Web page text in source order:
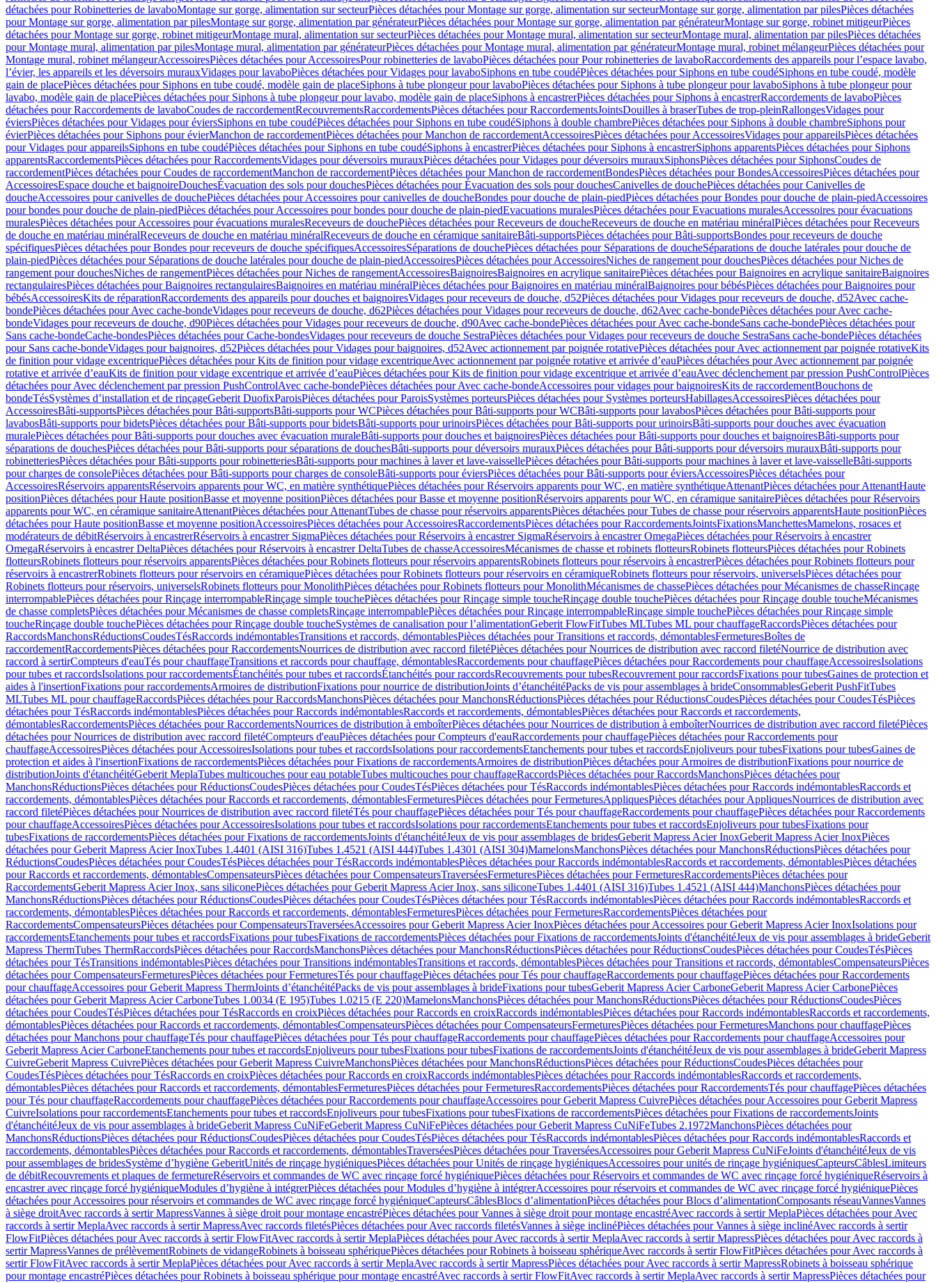
détachées pour Robinetteries de lavaboMontage sur gorge, alimentation sur secteurPièces détachées pour Montage sur gorge, alimentation sur secteurMontage sur gorge, alimentation par pilesPièces détachées
pour Montage sur gorge, alimentation par pilesMontage sur gorge, alimentation par générateurPièces détachées pour Montage sur gorge, alimentation par générateurMontage sur gorge, robinet mitigeurPièces
détachées pour Montage sur gorge, robinet mitigeurMontage mural, alimentation sur secteurPièces détachées pour Montage mural, alimentation sur secteurMontage mural, alimentation par pilesPièces détachées
pour Montage mural, alimentation par pilesMontage mural, alimentation par générateurPièces détachées pour Montage mural, alimentation par générateurMontage mural, robinet mélangeurPièces détachées pour
Montage mural, robinet mélangeurAccessoiresPièces détachées pour AccessoiresPour robinetteries de lavaboPièces détachées pour Pour robinetteries de lavaboRaccordements des appareils pour l’espace lavabo,
l’évier, les appareils et les déversoirs murauxVidages pour lavaboPièces détachées pour Vidages pour lavaboSiphons en tube coudéPièces détachées pour Siphons en tube coudéSiphons en tube coudé, modèle
gain de placePièces détachées pour Siphons en tube coudé, modèle gain de placeSiphons à tube plongeur pour lavaboPièces détachées pour Siphons à tube plongeur pour lavaboSiphons à tube plongeur pour
lavabo, modèle gain de placePièces détachées pour Siphons à tube plongeur pour lavabo, modèle gain de placeSiphons à encastrerPièces détachées pour Siphons à encastrerRaccordements de lavaboPièces
détachées pour Raccordements de lavaboCoudes de raccordementRecouvrementsRaccordementsPièces détachées pour RaccordementsJointsDouilles à braserTubes de trop-pleinRallongesVidages pour
éviersPièces détachées pour Vidages pour éviersSiphons en tube coudéPièces détachées pour Siphons en tube coudéSiphons à double chambrePièces détachées pour Siphons à double chambreSiphons pour
évierPièces détachées pour Siphons pour évierManchon de raccordementPièces détachées pour Manchon de raccordementAccessoiresPièces détachées pour AccessoiresVidages pour appareilsPièces détachées
pour Vidages pour appareilsSiphons en tube coudéPièces détachées pour Siphons en tube coudéSiphons à encastrerPièces détachées pour Siphons à encastrerSiphons apparentsPièces détachées pour Siphons
apparentsRaccordementsPièces détachées pour RaccordementsVidages pour déversoirs murauxPièces détachées pour Vidages pour déversoirs murauxSiphonsPièces détachées pour SiphonsCoudes de
raccordementPièces détachées pour Coudes de raccordementManchon de raccordementPièces détachées pour Manchon de raccordementBondesPièces détachées pour BondesAccessoiresPièces détachées pour
AccessoiresEspace douche et baignoireDouchesÉvacuation des sols pour douchesPièces détachées pour Évacuation des sols pour douchesCanivelles de douchePièces détachées pour Canivelles de
doucheAccessoires pour canivelles de douchePièces détachées pour Accessoires pour canivelles de doucheBondes pour douche de plain-piedPièces détachées pour Bondes pour douche de plain-piedAccessoires
pour bondes pour douche de plain-piedPièces détachées pour Accessoires pour bondes pour douche de plain-piedEvacuations muralesPièces détachées pour Evacuations muralesAccessoires pour évacuations
muralesPièces détachées pour Accessoires pour évacuations muralesReceveurs de douchePièces détachées pour Receveurs de doucheReceveurs de douche en matériau minéralPièces détachées pour Receveurs
de douche en matériau minéralReceveurs de douche en matériau minéralReceveurs de douche en céramique sanitaireBâti-supportsPièces détachées pour Bâti-supportsBondes pour receveurs de douche
spécifiquesPièces détachées pour Bondes pour receveurs de douche spécifiquesAccessoiresSéparations de douchePièces détachées pour Séparations de doucheSéparations de douche latérales pour douche de
plain-piedPièces détachées pour Séparations de douche latérales pour douche de plain-piedAccessoiresPièces détachées pour AccessoiresNiches de rangement pour douchesPièces détachées pour Niches de
rangement pour douchesNiches de rangementPièces détachées pour Niches de rangementAccessoiresBaignoiresBaignoires en acrylique sanitairePièces détachées pour Baignoires en acrylique sanitaireBaignoires
rectangulairesPièces détachées pour Baignoires rectangulairesBaignoires en matériau minéralPièces détachées pour Baignoires en matériau minéralBaignoires pour bébésPièces détachées pour Baignoires pour
bébésAccessoiresKits de réparationRaccordements des appareils pour douches et baignoiresVidages pour receveurs de douche, d52Pièces détachées pour Vidages pour receveurs de douche, d52Avec cache-
bondePièces détachées pour Avec cache-bondeVidages pour receveurs de douche, d62Pièces détachées pour Vidages pour receveurs de douche, d62Avec cache-bondePièces détachées pour Avec cache-
bondeVidages pour receveurs de douche, d90Pièces détachées pour Vidages pour receveurs de douche, d90Avec cache-bondePièces détachées pour Avec cache-bondeSans cache-bondePièces détachées pour
Sans cache-bondeCache-bondesPièces détachées pour Cache-bondesVidages pour receveurs de douche SestraPièces détachées pour Vidages pour receveurs de douche SestraSans cache-bondePièces détachées
pour Sans cache-bondeVidages pour baignoires, d52Pièces détachées pour Vidages pour baignoires, d52Avec actionnement par poignée rotativePièces détachées pour Avec actionnement par poignée rotativeKits
de finition pour vidage excentriquePièces détachées pour Kits de finition pour vidage excentriqueAvec actionnement par poignée rotative et arrivée d’eauPièces détachées pour Avec actionnement par poignée
rotative et arrivée d’eauKits de finition pour vidage excentrique et arrivée d’eauPièces détachées pour Kits de finition pour vidage excentrique et arrivée d’eauAvec déclenchement par pression PushControlPièces
détachées pour Avec déclenchement par pression PushControlAvec cache-bondePièces détachées pour Avec cache-bondeAccessoires pour vidages pour baignoiresKits de raccordementBouchons de
bondeTésSystèmes d’installation et de rinçageGeberit DuofixParoisPièces détachées pour ParoisSystèmes porteursPièces détachées pour Systèmes porteursHabillagesAccessoiresPièces détachées pour
AccessoiresBâti-supportsPièces détachées pour Bâti-supportsBâti-supports pour WCPièces détachées pour Bâti-supports pour WCBâti-supports pour lavabosPièces détachées pour Bâti-supports pour
lavabosBâti-supports pour bidetsPièces détachées pour Bâti-supports pour bidetsBâti-supports pour urinoirsPièces détachées pour Bâti-supports pour urinoirsBâti-supports pour douches avec évacuation
muralePièces détachées pour Bâti-supports pour douches avec évacuation muraleBâti-supports pour douches et baignoiresPièces détachées pour Bâti-supports pour douches et baignoiresBâti-supports pour
séparations de douchesPièces détachées pour Bâti-supports pour séparations de douchesBâti-supports pour déversoirs murauxPièces détachées pour Bâti-supports pour déversoirs murauxBâti-supports pour
robinetteriesPièces détachées pour Bâti-supports pour robinetteriesBâti-supports pour machines à laver et lave-vaissellePièces détachées pour Bâti-supports pour machines à laver et lave-vaisselleBâti-supports
pour charges de consolePièces détachées pour Bâti-supports pour charges de consoleBâti-supports pour éviersPièces détachées pour Bâti-supports pour éviersAccessoiresPièces détachées pour
AccessoiresRéservoirs apparentsRéservoirs apparents pour WC, en matière synthétiquePièces détachées pour Réservoirs apparents pour WC, en matière synthétiqueAttenantPièces détachées pour AttenantHaute
positionPièces détachées pour Haute positionBasse et moyenne positionPièces détachées pour Basse et moyenne positionRéservoirs apparents pour WC, en céramique sanitairePièces détachées pour Réservoirs
apparents pour WC, en céramique sanitaireAttenantPièces détachées pour AttenantTubes de chasse pour réservoirs apparentsPièces détachées pour Tubes de chasse pour réservoirs apparentsHaute positionPièces
détachées pour Haute positionBasse et moyenne positionAccessoiresPièces détachées pour AccessoiresRaccordementsPièces détachées pour RaccordementsJointsFixationsManchettesMamelons, rosaces et
modérateurs de débitRéservoirs à encastrerRéservoirs à encastrer SigmaPièces détachées pour Réservoirs à encastrer SigmaRéservoirs à encastrer OmegaPièces détachées pour Réservoirs à encastrer
OmegaRéservoirs à encastrer DeltaPièces détachées pour Réservoirs à encastrer DeltaTubes de chasseAccessoiresMécanismes de chasse et robinets flotteursRobinets flotteursPièces détachées pour Robinets
flotteursRobinets flotteurs pour réservoirs apparentsPièces détachées pour Robinets flotteurs pour réservoirs apparentsRobinets flotteurs pour réservoirs à encastrerPièces détachées pour Robinets flotteurs pour
réservoirs à encastrerRobinets flotteurs pour réservoirs en céramiquePièces détachées pour Robinets flotteurs pour réservoirs en céramiqueRobinets flotteurs pour réservoirs, universelsPièces détachées pour
Robinets flotteurs pour réservoirs, universelsRobinets flotteurs pour MonolithPièces détachées pour Robinets flotteurs pour MonolithMécanismes de chassePièces détachées pour Mécanismes de chasseRinçage
interrompablePièces détachées pour Rinçage interrompableRinçage simple touchePièces détachées pour Rinçage simple toucheRinçage double touchePièces détachées pour Rinçage double toucheMécanismes
de chasse completsPièces détachées pour Mécanismes de chasse completsRinçage interrompablePièces détachées pour Rinçage interrompableRinçage simple touchePièces détachées pour Rinçage simple
toucheRinçage double touchePièces détachées pour Rinçage double toucheSystèmes de canalisation pour l’alimentationGeberit FlowFitTubes MLTubes ML pour chauffageRaccordsPièces détachées pour
RaccordsManchonsRéductionsCoudesTésRaccords indémontablesTransitions et raccords, démontablesPièces détachées pour Transitions et raccords, démontablesFermeturesBoîtes de
raccordementRaccordementsPièces détachées pour RaccordementsNourrices de distribution avec raccord filetéPièces détachées pour Nourrices de distribution avec raccord filetéNourrice de distribution avec
raccord à sertirCompteurs d'eauTés pour chauffageTransitions et raccords pour chauffage, démontablesRaccordements pour chauffagePièces détachées pour Raccordements pour chauffageAccessoiresIsolations
pour tubes et raccordsIsolations pour raccordementsÉtanchéités pour tubes et raccordsÉtanchéités pour raccordsRecouvrements pour tubesRecouvrement pour raccordsFixations pour tubesGaines de protection et
aides à l'insertionFixations pour raccordementsArmoires de distributionFixations pour nourrice de distributionJoints d’étanchéitéPacks de vis pour assemblages à brideConsommablesGeberit PushFitTubes
MLTubes ML pour chauffageRaccordsPièces détachées pour RaccordsManchonsPièces détachées pour ManchonsRéductionsPièces détachées pour RéductionsCoudesPièces détachées pour CoudesTésPièces
détachées pour TésRaccords indémontablesPièces détachées pour Raccords indémontablesRaccords et raccordements, démontablesPièces détachées pour Raccords et raccordements,
démontablesRaccordementsPièces détachées pour RaccordementsNourrices de distribution à emboîterPièces détachées pour Nourrices de distribution à emboîterNourrices de distribution avec raccord filetéPièces
détachées pour Nourrices de distribution avec raccord filetéCompteurs d'eauPièces détachées pour Compteurs d'eauRaccordements pour chauffagePièces détachées pour Raccordements pour
chauffageAccessoiresPièces détachées pour AccessoiresIsolations pour tubes et raccordsIsolations pour raccordementsEtanchements pour tubes et raccordsEnjoliveurs pour tubesFixations pour tubesGaines de
protection et aides à l'insertionFixations de raccordementsPièces détachées pour Fixations de raccordementsArmoires de distributionPièces détachées pour Armoires de distributionFixations pour nourrice de
distributionJoints d'étanchéitéGeberit MeplaTubes multicouches pour eau potableTubes multicouches pour chauffageRaccordsPièces détachées pour RaccordsManchonsPièces détachées pour
ManchonsRéductionsPièces détachées pour RéductionsCoudesPièces détachées pour CoudesTésPièces détachées pour TésRaccords indémontablesPièces détachées pour Raccords indémontablesRaccords et
raccordements, démontablesPièces détachées pour Raccords et raccordements, démontablesFermeturesPièces détachées pour FermeturesAppliquesPièces détachées pour AppliquesNourrices de distribution avec
raccord filetéPièces détachées pour Nourrices de distribution avec raccord filetéTés pour chauffagePièces détachées pour Tés pour chauffageRaccordements pour chauffagePièces détachées pour Raccordements
pour chauffageAccessoiresPièces détachées pour AccessoiresIsolations pour tubes et raccordsIsolations pour raccordementsEtanchements pour tubes et raccordsEnjoliveurs pour tubesFixations pour
tubesFixations de raccordementsPièces détachées pour Fixations de raccordementsJoints d'étanchéitéJeux de vis pour assemblages de bridesGeberit Mapress Acier InoxGeberit Mapress Acier InoxPièces
détachées pour Geberit Mapress Acier InoxTubes 1.4401 (AISI 316)Tubes 1.4521 (AISI 444)Tubes 1.4301 (AISI 304)MamelonsManchonsPièces détachées pour ManchonsRéductionsPièces détachées pour
RéductionsCoudesPièces détachées pour CoudesTésPièces détachées pour TésRaccords indémontablesPièces détachées pour Raccords indémontablesRaccords et raccordements, démontablesPièces détachées
pour Raccords et raccordements, démontablesCompensateursPièces détachées pour CompensateursTraverséesFermeturesPièces détachées pour FermeturesRaccordementsPièces détachées pour
RaccordementsGeberit Mapress Acier Inox, sans siliconePièces détachées pour Geberit Mapress Acier Inox, sans siliconeTubes 1.4401 (AISI 316)Tubes 1.4521 (AISI 444)ManchonsPièces détachées pour
ManchonsRéductionsPièces détachées pour RéductionsCoudesPièces détachées pour CoudesTésPièces détachées pour TésRaccords indémontablesPièces détachées pour Raccords indémontablesRaccords et
raccordements, démontablesPièces détachées pour Raccords et raccordements, démontablesFermeturesPièces détachées pour FermeturesRaccordementsPièces détachées pour
RaccordementsCompensateursPièces détachées pour CompensateursTraverséesAccessoires pour Geberit Mapress Acier InoxPièces détachées pour Accessoires pour Geberit Mapress Acier InoxIsolations pour
raccordementsEtanchements pour tubes et raccordsFixations pour tubesFixations de raccordementsPièces détachées pour Fixations de raccordementsJoints d'étanchéitéJeux de vis pour assemblages à brideGeberit
Mapress ThermTubes ThermRaccordsPièces détachées pour RaccordsManchonsPièces détachées pour ManchonsRéductionsPièces détachées pour RéductionsCoudesPièces détachées pour CoudesTésPièces
détachées pour TésTransitions indémontablesPièces détachées pour Transitions indémontablesTransitions et raccords, démontablesPièces détachées pour Transitions et raccords, démontablesCompensateursPièces
détachées pour CompensateursFermeturesPièces détachées pour FermeturesTés pour chauffagePièces détachées pour Tés pour chauffageRaccordements pour chauffagePièces détachées pour Raccordements
pour chauffageAccessoires pour Geberit Mapress ThermJoints d’étanchéitéPacks de vis pour assemblages à brideFixations pour tubesGeberit Mapress Acier CarboneGeberit Mapress Acier CarbonePièces
détachées pour Geberit Mapress Acier CarboneTubes 1.0034 (E 195)Tubes 1.0215 (E 220)MamelonsManchonsPièces détachées pour ManchonsRéductionsPièces détachées pour RéductionsCoudesPièces
détachées pour CoudesTésPièces détachées pour TésRaccords en croixPièces détachées pour Raccords en croixRaccords indémontablesPièces détachées pour Raccords indémontablesRaccords et raccordements,
démontablesPièces détachées pour Raccords et raccordements, démontablesCompensateursPièces détachées pour CompensateursFermeturesPièces détachées pour FermeturesManchons pour chauffagePièces
détachées pour Manchons pour chauffageTés pour chauffagePièces détachées pour Tés pour chauffageRaccordements pour chauffagePièces détachées pour Raccordements pour chauffageAccessoires pour
Geberit Mapress Acier CarboneEtanchements pour tubes et raccordsEnjoliveurs pour tubesFixations pour tubesFixations de raccordementsJoints d'étanchéitéJeux de vis pour assemblages à brideGeberit Mapress
CuivreGeberit Mapress CuivrePièces détachées pour Geberit Mapress CuivreManchonsPièces détachées pour ManchonsRéductionsPièces détachées pour RéductionsCoudesPièces détachées pour
CoudesTésPièces détachées pour TésRaccords en croixPièces détachées pour Raccords en croixRaccords indémontablesPièces détachées pour Raccords indémontablesRaccords et raccordements,
démontablesPièces détachées pour Raccords et raccordements, démontablesFermeturesPièces détachées pour FermeturesRaccordementsPièces détachées pour RaccordementsTés pour chauffagePièces détachées
pour Tés pour chauffageRaccordements pour chauffagePièces détachées pour Raccordements pour chauffageAccessoires pour Geberit Mapress CuivrePièces détachées pour Accessoires pour Geberit Mapress
CuivreIsolations pour raccordementsEtanchements pour tubes et raccordsEnjoliveurs pour tubesFixations pour tubesFixations de raccordementsPièces détachées pour Fixations de raccordementsJoints
d'étanchéitéJeux de vis pour assemblages à brideGeberit Mapress CuNiFeGeberit Mapress CuNiFePièces détachées pour Geberit Mapress CuNiFeTubes 2.1972ManchonsPièces détachées pour
ManchonsRéductionsPièces détachées pour RéductionsCoudesPièces détachées pour CoudesTésPièces détachées pour TésRaccords indémontablesPièces détachées pour Raccords indémontablesRaccords et
raccordements, démontablesPièces détachées pour Raccords et raccordements, démontablesTraverséesPièces détachées pour TraverséesAccessoires pour Geberit Mapress CuNiFeJoints d'étanchéitéJeux de vis
pour assemblages de bridesSystème d’hygiène GeberitUnités de rinçage hygiéniquesPièces détachées pour Unités de rinçage hygiéniquesAccessoires pour unités de rinçage hygiéniquesCapteursCâblesLimiteurs
de débitRecouvrements et plaques de fermetureRéservoirs et commandes de WC avec rinçage forcé hygiéniquePièces détachées pour Réservoirs et commandes de WC avec rinçage forcé hygiéniqueRéservoirs à
encastrer avec rinçage forcé hygiéniqueModules d’hygiène à intégrerPièces détachées pour Modules d’hygiène à intégrerAccessoires pour réservoirs et commandes de WC avec rinçage forcé hygiéniquePièces
détachées pour Accessoires pour réservoirs et commandes de WC avec rinçage forcé hygiéniqueCapteursCâblesBlocs d’alimentationPièces détachées pour Blocs d’alimentationComposants réseauVannesVannes
à siège droitAvec raccords à sertir MapressVannes à siège droit pour montage encastréPièces détachées pour Vannes à siège droit pour montage encastréAvec raccords à sertir MeplaPièces détachées pour Avec
raccords à sertir MeplaAvec raccords à sertir MapressAvec raccords filetésPièces détachées pour Avec raccords filetésVannes à siège inclinéPièces détachées pour Vannes à siège inclinéAvec raccords à sertir
FlowFitPièces détachées pour Avec raccords à sertir FlowFitAvec raccords à sertir MeplaPièces détachées pour Avec raccords à sertir MeplaAvec raccords à sertir MapressPièces détachées pour Avec raccords à
sertir MapressVannes de prélèvementRobinets de vidangeRobinets à boisseau sphériquePièces détachées pour Robinets à boisseau sphériqueAvec raccords à sertir FlowFitPièces détachées pour Avec raccords à
sertir FlowFitAvec raccords à sertir MeplaPièces détachées pour Avec raccords à sertir MeplaAvec raccords à sertir MapressPièces détachées pour Avec raccords à sertir MapressRobinets à boisseau sphérique
pour montage encastréPièces détachées pour Robinets à boisseau sphérique pour montage encastréAvec raccords à sertir FlowFitAvec raccords à sertir MeplaAvec raccords à sertir MapressPièces détachées pour